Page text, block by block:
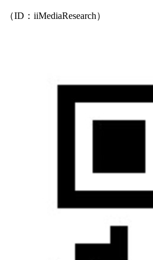
（ID：iiMediaResearch）